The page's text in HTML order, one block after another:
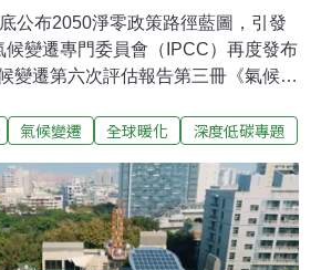
公布2050淨零政策路徑藍圖，引發
候變遷專門委員會（IPCC）再度發布
變遷第六次評估報告第三冊《氣候變
為協助台灣掌握最新氣候發展脈動，
翻譯。｜A. 簡介與框架｜B. 近期發
制全球升溫的系統轉型｜D. 減緩、調
結｜E. 強化應對｜
氣候變遷 全球暖化 深度低碳專題